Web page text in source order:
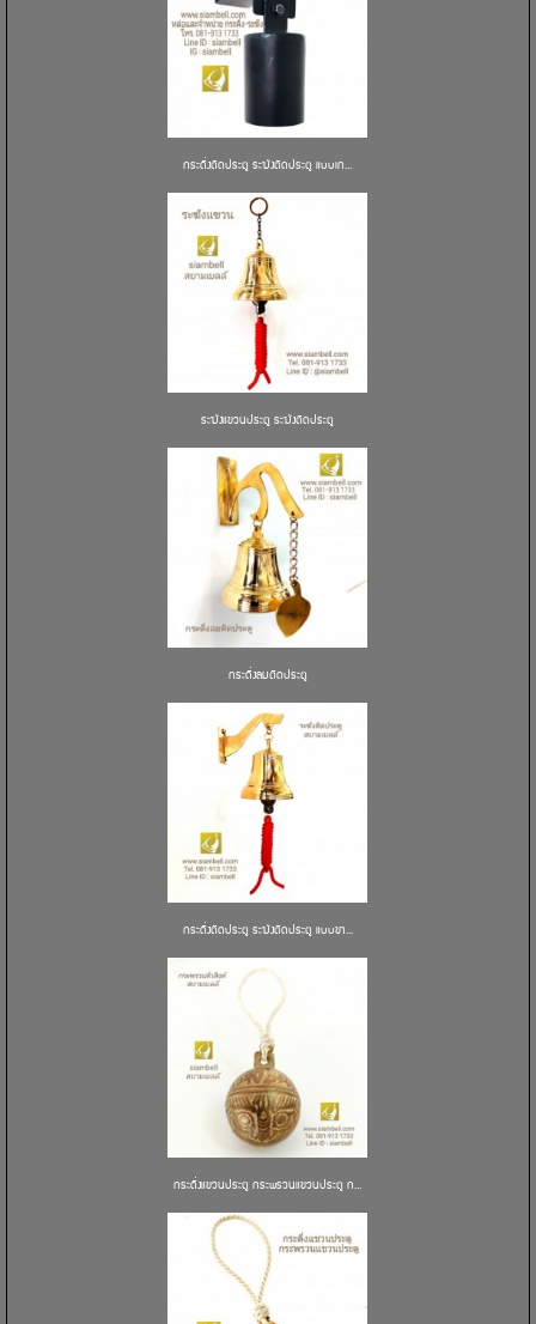
กระดิ่งติดประตู ระฆังติดประตู แบบเก...
ระฆังแขวนประตู ระฆังติดประตู
กระดิ่งลมติดประตู
กระดิ่งติดประตู ระฆังติดประตู แบบขา...
กระดิ่งแขวนประตู กระพรวนแขวนประตู ก...